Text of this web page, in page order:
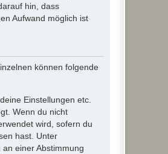
hin, dass
Aufwand möglich ist
können folgende
Einstellungen etc.
Wenn du nicht
wird, sofern du
hast. Unter
einer Abstimmung